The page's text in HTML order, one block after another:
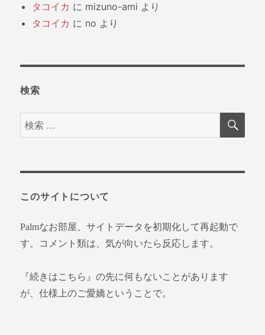
タコイカ に mizuno-ami より
タコイカ に no より
検索
検
索
象:
検
このサイトについて
Palmなお部屋、サイトデータを初期化して再起動で
す。コメント類は、気が向いたら反応します。
『続きはこちら』の先に何もないことがあります
が、仕様上のご愛嬌ということで。